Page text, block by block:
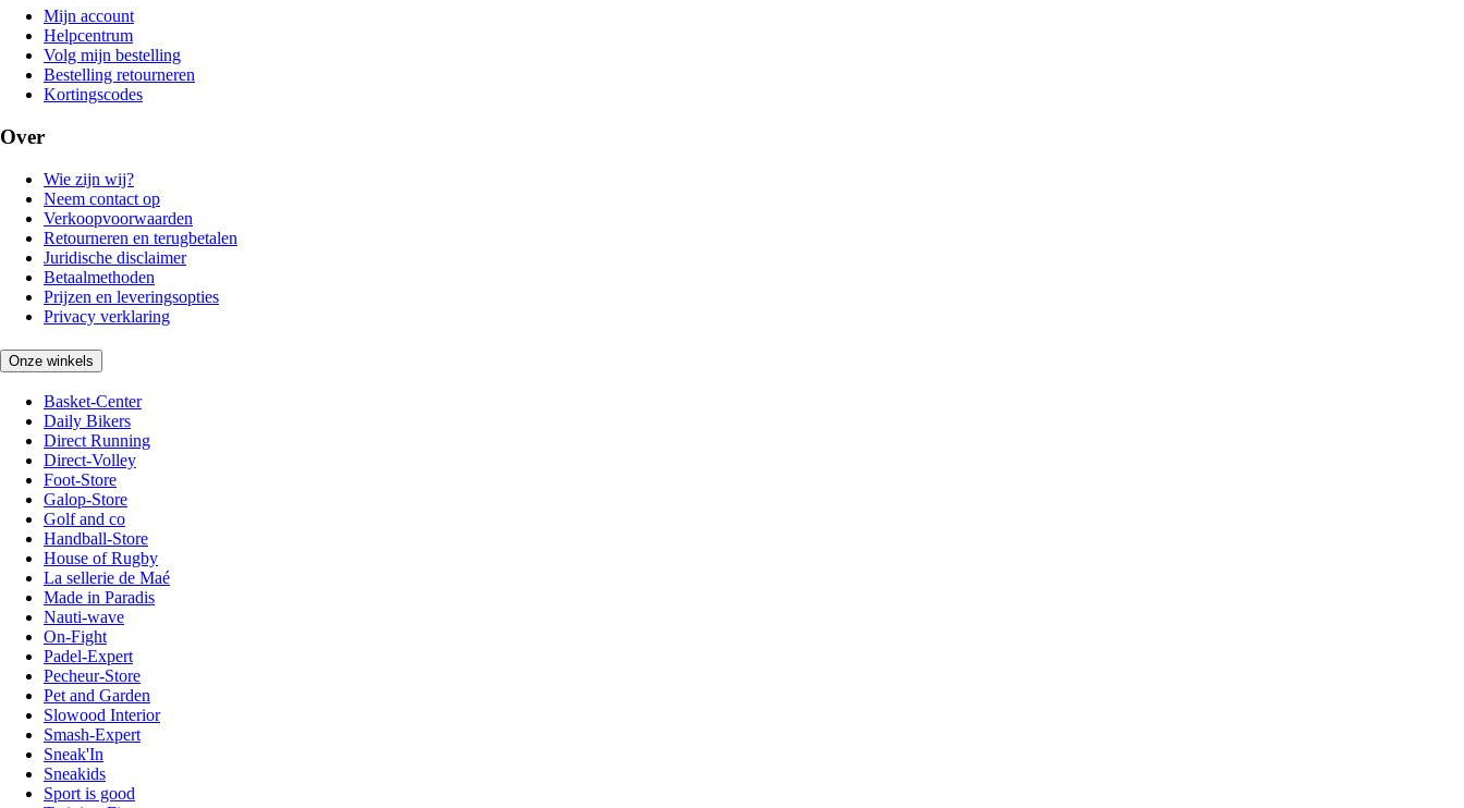
Mijn account
Helpcentrum
Volg mijn bestelling
Bestelling retourneren
Kortingscodes
Over
Wie zijn wij?
Neem contact op
Verkoopvoorwaarden
Retourneren en terugbetalen
Juridische disclaimer
Betaalmethoden
Prijzen en leveringsopties
Privacy verklaring
Onze winkels
Basket-Center
Daily Bikers
Direct Running
Direct-Volley
Foot-Store
Galop-Store
Golf and co
Handball-Store
House of Rugby
La sellerie de Maé
Made in Paradis
Nauti-wave
On-Fight
Padel-Expert
Pecheur-Store
Pet and Garden
Slowood Interior
Smash-Expert
Sneak'In
Sneakids
Sport is good